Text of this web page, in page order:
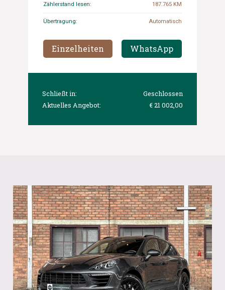
Zählerstand lesen: 187.765 KM
Übertragung: Automatisch
Einzelheiten WhatsApp
Schließt in:
Geschlossen
Aktuelles Angebot:
€ 21 002,00